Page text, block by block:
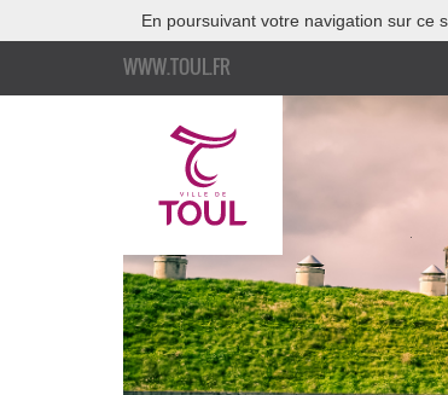
En poursuivant votre navigation sur ce
WWW.TOUL.FR